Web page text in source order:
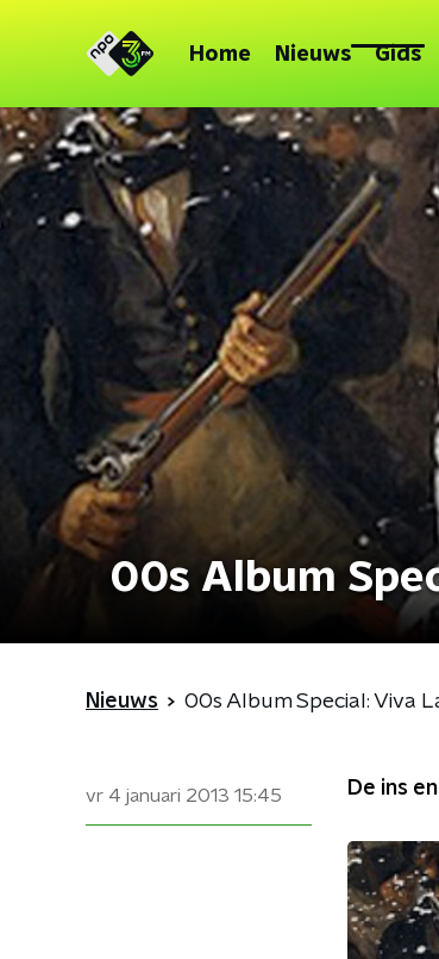
Home Nieuws Gids
00s Album
Nieuws 00s Album Special: Viva
vr 4 januari 2013 15:45 De ins